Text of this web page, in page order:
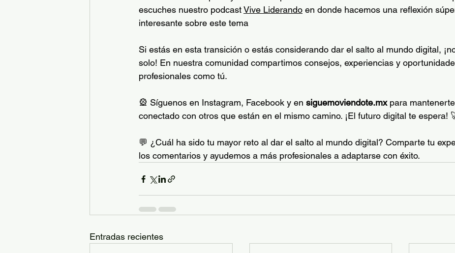
escuches nuestro podcast Vive Liderando en donde hacemos una reflexión
interesante sobre este tema
Si estás en esta transición o estás considerando dar el salto al mundo digital,
solo! En nuestra comunidad compartimos consejos, experiencias y
profesionales como tú.
🎡 Síguenos en Instagram, Facebook y en siguemoviendote.mx para
conectado con otros que están en el mismo camino. ¡El futuro digital te espera!
💬 ¿Cuál ha sido tu mayor reto al dar el salto al mundo digital? Comparte tu
los comentarios y ayudemos a más profesionales a adaptarse con éxito.
Entradas recientes